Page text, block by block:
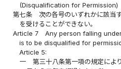
(Disqualification for Permission)
第七条
次の各号のいずれかに該当
を受けることができない。
Article 7
Any person falling
is to be disqualified for
Article 5:
一
第三十八条第一項の規定によ